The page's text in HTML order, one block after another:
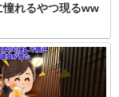
憧れるやつ現るww